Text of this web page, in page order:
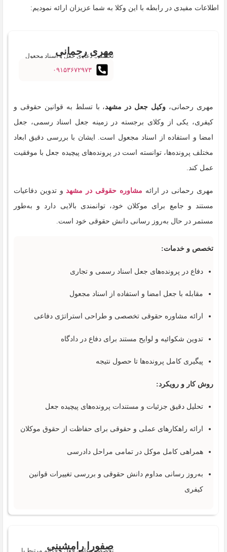
اطلاعات مفیدی در رابطه با این وکلا به شما عزیزان ارائه نمودیم:
مهری رحمانی
تخصص: دعاوی جعل و اسناد مجعول
۰۹۱۵۳۶۷۲۹۷۳
مهری رحمانی، وکیل جعل در مشهد، با تسلط به قوانین حقوقی و
کیفری، یکی از وکلای برجسته در زمینه جعل اسناد رسمی، جعل
امضا و استفاده از اسناد مجعول است. ایشان با بررسی دقیق ابعاد
مختلف پرونده‌ها، توانسته است در پرونده‌های پیچیده جعل با موفقیت
عمل کند.
مهری رحمانی در ارائه مشاوره‌ حقوقی در مشهدو تدوین دفاعیات
مستند و جامع برای موکلان خود، توانمندی بالایی دارد و به‌طور
مستمر در حال به‌روز رسانی دانش حقوقی خود است.
تخصص و خدمات:
دفاع در پرونده‌های جعل اسناد رسمی و تجاری
مقابله با جعل امضا و استفاده از اسناد مجعول
ارائه مشاوره حقوقی تخصصی و طراحی استراتژی دفاعی
تدوین شکوائیه و لوایح مستند برای دفاع در دادگاه
پیگیری کامل پرونده‌ها تا حصول نتیجه
روش کار و رویکرد:
تحلیل دقیق جزئیات و مستندات پرونده‌های پیچیده جعل
ارائه راهکارهای عملی و حقوقی برای حفاظت از حقوق موکلان
همراهی کامل موکل در تمامی مراحل دادرسی
به‌روز رسانی مداوم دانش حقوقی و بررسی تغییرات قوانین
کیفری
صفورا رامشینی